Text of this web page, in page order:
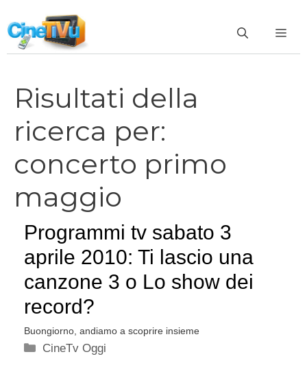
al
contenuto
Risultati della
ricerca per:
concerto primo
maggio
Programmi tv sabato 3
aprile 2010: Ti lascio una
canzone 3 o Lo show dei
record?
Buongiorno, andiamo a scoprire insieme
Categorie
CineTv Oggi